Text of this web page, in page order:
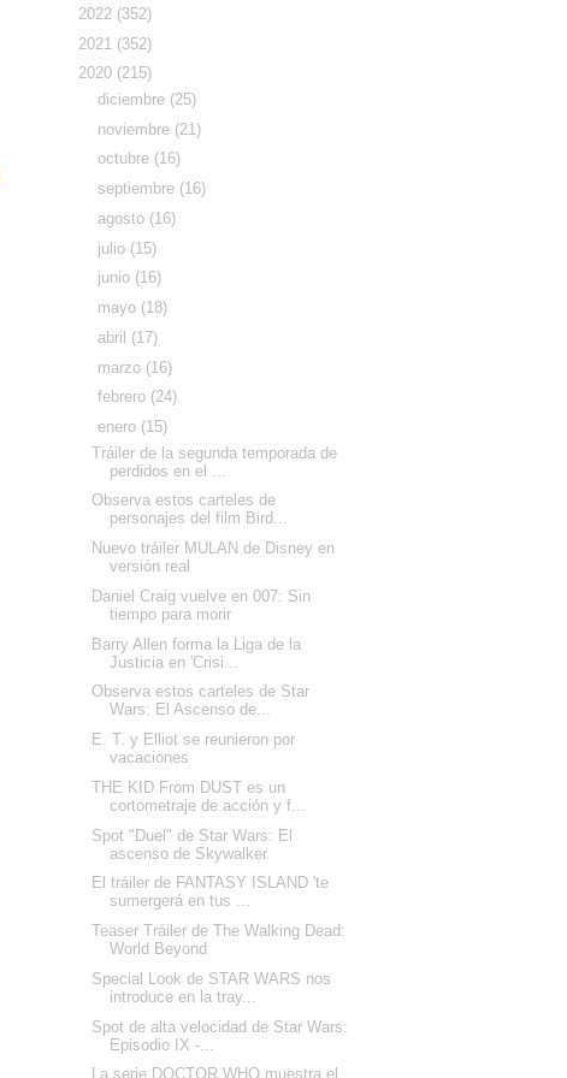
2022 (352)
2021 (352)
2020 (215)
diciembre (25)
noviembre (21)
octubre (16)
septiembre (16)
agosto (16)
julio (15)
junio (16)
mayo (18)
abril (17)
marzo (16)
febrero (24)
enero (15)
Tráiler de la segunda temporada de
perdidos en el ...
Observa estos carteles de
personajes del film Bird...
Nuevo tráiler MULAN de Disney en
versión real
Daniel Craig vuelve en 007: Sin
tiempo para morir
Barry Allen forma la Liga de la
Justicia en 'Crisi...
Observa estos carteles de Star
Wars: El Ascenso de...
E. T. y Elliot se reunieron por
vacaciones
THE KID From DUST es un
cortometraje de acción y f...
Spot "Duel" de Star Wars: El
ascenso de Skywalker
El tráiler de FANTASY ISLAND 'te
sumergerá en tus ...
Teaser Tráiler de The Walking Dead:
World Beyond
Special Look de STAR WARS nos
introduce en la tray...
Spot de alta velocidad de Star Wars:
Episodio IX -...
La serie DOCTOR WHO muestra el